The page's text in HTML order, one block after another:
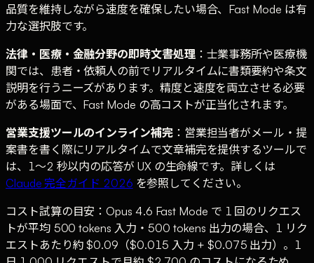
品質を維持しながら速度を確保したい場合、Fast Mode は有
力な選択肢です。
法律・医療・金融分野の即時文書処理：士業事務所や医療機
関では、患者・依頼人の前でリアルタイムに書類要約や条文
説明を行うニーズがあります。精度と速度を両立させる必要
がある場面で、Fast Mode の高コストが正当化されます。
営業支援ツールのインライン補完：営業担当者がメール・提
案書を書く際にリアルタイムで文章補完を提供するツールで
は、1〜2 秒以内の応答が UX の生命線です。詳しくは
Claude 完全ガイド 2026 を参照してください。
コスト試算の目安：Opus 4.6 Fast Mode で 1 回のリクエス
トが平均 500 tokens 入力・500 tokens 出力の場合、1 リク
エストあたり約 $0.09（$0.015 入力 + $0.075 出力）。1